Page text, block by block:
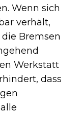
Wenn sich
verhält,
Bremsen
Werkstatt
dass